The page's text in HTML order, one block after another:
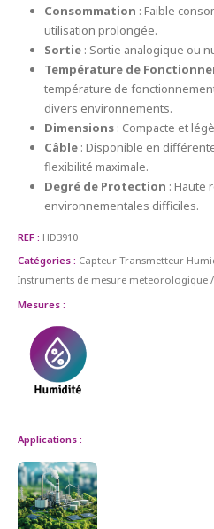
Consommation : Faible
utilisation prolongée.
Sortie: Sortie analogique ou
Température de
température de
divers environnements.
Dimensions: Compacte et
Câble: Disponible en
flexibilité maximale.
Degré de Protection : Haute
environnementales difficiles.
REF : HD3910
Catégories : Capteur Transmetteur
Instruments de mesure meteorologique
Mesures :
Applications :